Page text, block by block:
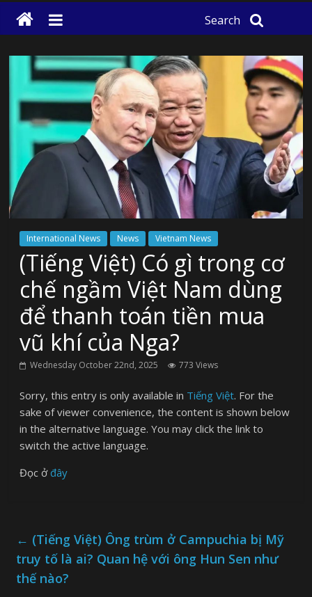
Search
International News News Vietnam News
(Tiếng Việt) Có gì trong cơ
chế ngầm Việt Nam dùng
để thanh toán tiền mua
vũ khí của Nga?
Wednesday October 22nd, 2025 773 Views
Sorry, this entry is only available in Tiếng Việt. For the
sake of viewer convenience, the content is shown below
in the alternative language. You may click the link to
switch the active language.
Đọc ởđây
← (Tiếng Việt) Ông trùm ở Campuchia bị Mỹ
truy tố là ai? Quan hệ với ông Hun Sen như
thế nào?